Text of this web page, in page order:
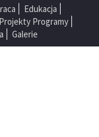
Edukacja
Projekty Programy
Galerie